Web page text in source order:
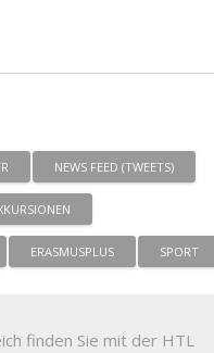
NEWS FEED (TWEETS)
ERASMUSPLUS SPORT
finden Sie mit der HTL